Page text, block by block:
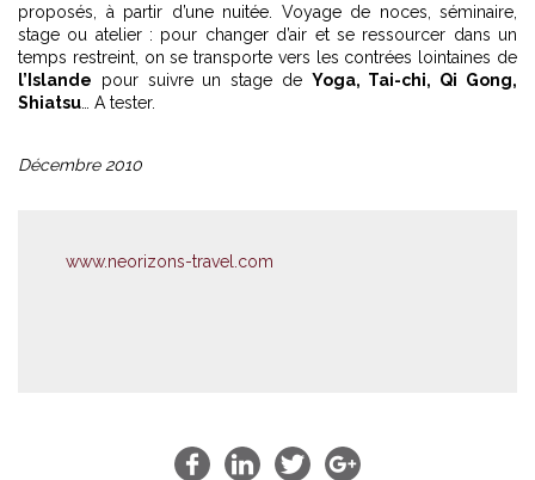
proposés, à partir d’une nuitée. Voyage de noces, séminaire,
stage ou atelier : pour changer d’air et se ressourcer dans un
temps restreint, on se transporte vers les contrées lointaines de
l’Islande pour suivre un stage de Yoga, Tai-chi, Qi Gong,
Shiatsu … A tester.
Décembre 2010
www.neorizons-travel.com